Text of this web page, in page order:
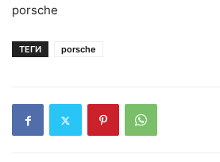
porsche
ТЕГИ porsche